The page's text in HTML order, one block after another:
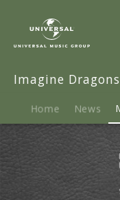
Musik
Symphony
Youth
Orchestra
Los
Version)
Imagine Dragons
Home News